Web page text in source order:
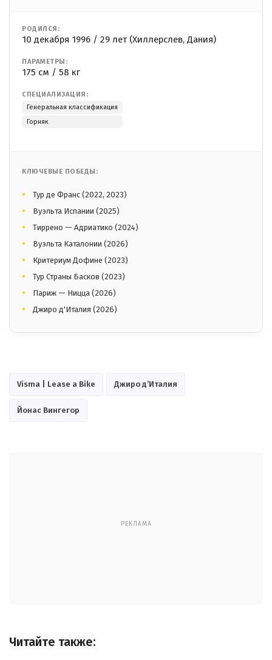
РОДИЛСЯ:
10 декабря 1996 / 29 лет (Хиллерслев, Дания)
ПАРАМЕТРЫ:
175 см / 58 кг
СПЕЦИАЛИЗАЦИЯ:
Генеральная классификация
Горняк
КЛЮЧЕВЫЕ ПОБЕДЫ:
Тур де Франс (2022, 2023)
Вуэльта Испании (2025)
Тиррено — Адриатико (2024)
Вуэльта Каталонии (2026)
Критериум Дофине (2023)
Тур Страны Басков (2023)
Париж — Ницца (2026)
Джиро д'Италия (2026)
Visma | Lease a Bike Джиро д’Италия
Йонас Вингегор
РЕКЛАМА
Читайте также: